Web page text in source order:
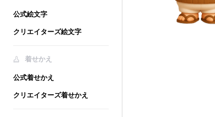
公式絵文字
クリエイターズ絵文字
着せかえ
公式着せかえ
クリエイターズ着せかえ